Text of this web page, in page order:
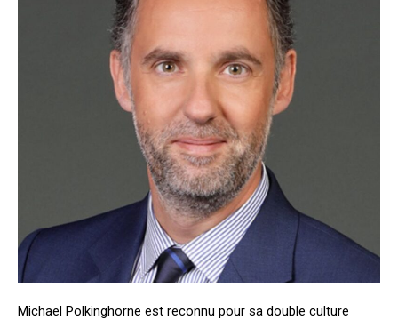
Michael Polkinghorne est reconnu pour sa double culture